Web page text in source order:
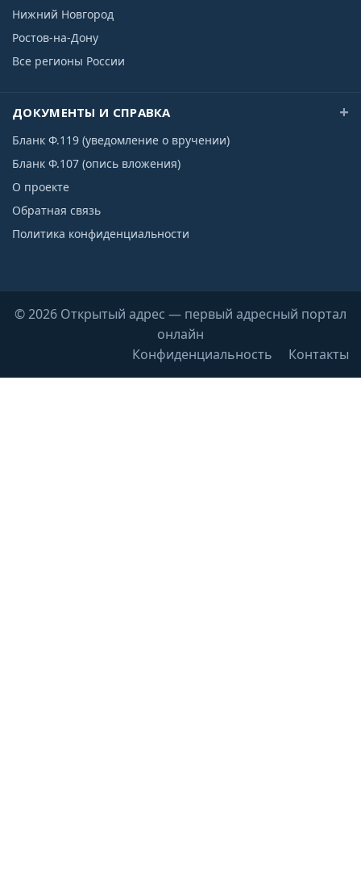
Нижний Новгород
Ростов-на-Дону
Все регионы России
ДОКУМЕНТЫ И СПРАВКА
Бланк Ф.119 (уведомление о вручении)
Бланк Ф.107 (опись вложения)
О проекте
Обратная связь
Политика конфиденциальности
© 2026 Открытый адрес — первый адресный портал
онлайн
Конфиденциальность
Контакты